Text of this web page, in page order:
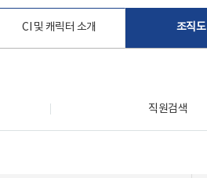
CI 및 캐릭터 소개 조직도
직원검색